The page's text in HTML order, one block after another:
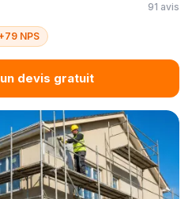
91 avis
NPS
devis gratuit